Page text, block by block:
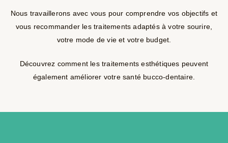
Nous travaillerons avec vous pour comprendre vos objectifs et
vous recommander les traitements adaptés à votre sourire,
votre mode de vie et votre budget.
Découvrez comment les traitements esthétiques peuvent
également améliorer votre santé bucco-dentaire.